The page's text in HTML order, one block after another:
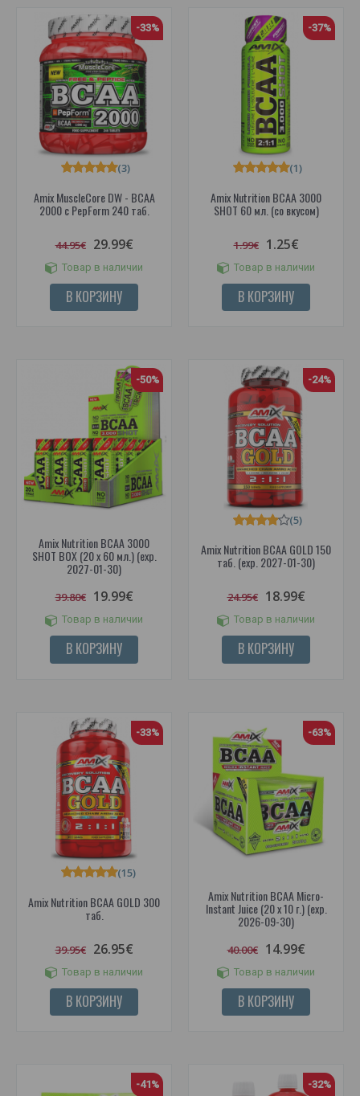
-33%
Amix MuscleCore DW - BCAA
2000 с PepForm 240 таб.
(3)
44.95€ 29.99€
Товар в наличии
В КОРЗИНУ
-37%
Amix Nutrition BCAA 3000
SHOT 60 мл. (со вкусом)
(1)
1.99€ 1.25€
Товар в наличии
В КОРЗИНУ
-50%
Amix Nutrition BCAA 3000
SHOT BOX (20 x 60 мл.) (exp.
2027-01-30)
39.80€ 19.99€
Товар в наличии
В КОРЗИНУ
-24%
Amix Nutrition BCAA GOLD 150
таб. (exp. 2027-01-30)
(5)
24.95€ 18.99€
Товар в наличии
В КОРЗИНУ
-33%
Amix Nutrition BCAA GOLD 300
таб.
(15)
39.95€ 26.95€
Товар в наличии
В КОРЗИНУ
-63%
Amix Nutrition BCAA Micro-
Instant Juice (20 x 10 г.) (exp.
2026-09-30)
40.00€ 14.99€
Товар в наличии
В КОРЗИНУ
-41% -32%